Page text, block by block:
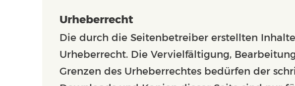
Urheberrecht
Die durch die Seitenbetreiber erstellten
Urheberrecht. Die Vervielfältigung,
Grenzen des Urheberrechtes bedürfen der